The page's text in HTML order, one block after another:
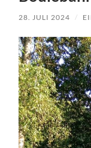
28. JULI 2024 /